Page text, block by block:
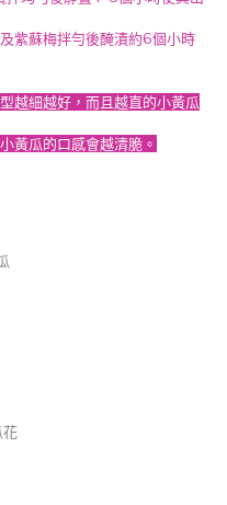
紫蘇梅拌勻後醃漬約6個小時
越細越好，而且越直的小黃瓜
黃瓜的口感會越清脆。